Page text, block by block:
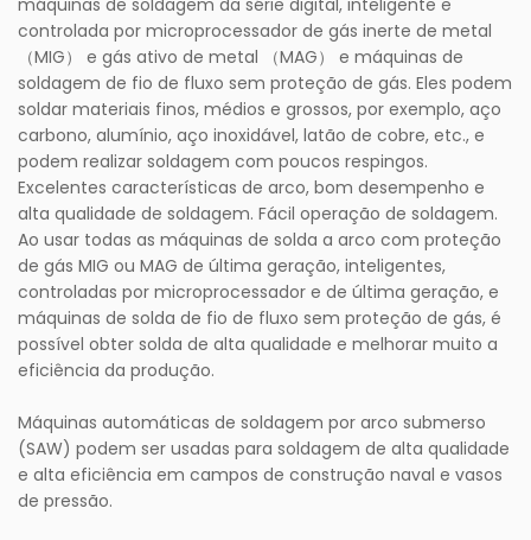
máquinas de soldagem da série digital, inteligente e
controlada por microprocessador de gás inerte de metal
（MIG） e gás ativo de metal （MAG） e máquinas de
soldagem de fio de fluxo sem proteção de gás. Eles podem
soldar materiais finos, médios e grossos, por exemplo, aço
carbono, alumínio, aço inoxidável, latão de cobre, etc., e
podem realizar soldagem com poucos respingos.
Excelentes características de arco, bom desempenho e
alta qualidade de soldagem. Fácil operação de soldagem.
Ao usar todas as máquinas de solda a arco com proteção
de gás MIG ou MAG de última geração, inteligentes,
controladas por microprocessador e de última geração, e
máquinas de solda de fio de fluxo sem proteção de gás, é
possível obter solda de alta qualidade e melhorar muito a
eficiência da produção.
Máquinas automáticas de soldagem por arco submerso
(SAW) podem ser usadas para soldagem de alta qualidade
e alta eficiência em campos de construção naval e vasos
de pressão.